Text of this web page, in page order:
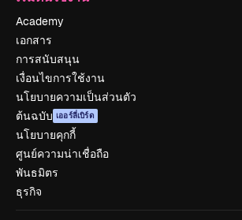
Academy
เอกสาร
การสนับสนุน
เงื่อนไขการใช้งาน
นโยบายความเป็นส่วนตัว
ต้นฉบับ เออร์ลี่เบิร์ด
นโยบายคุกกี้
ศูนย์ความน่าเชื่อถือ
พันธมิตร
ธุรกิจ